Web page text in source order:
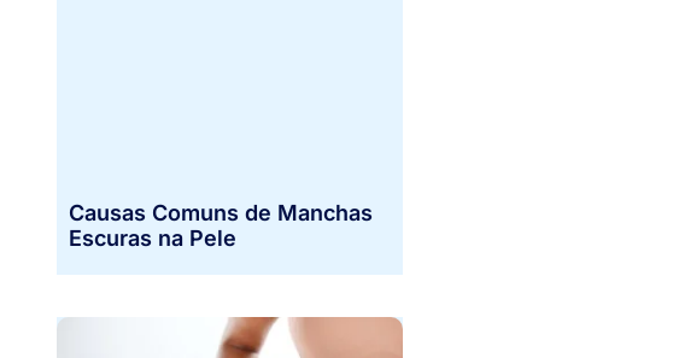
Causas Comuns de Manchas
Escuras na Pele